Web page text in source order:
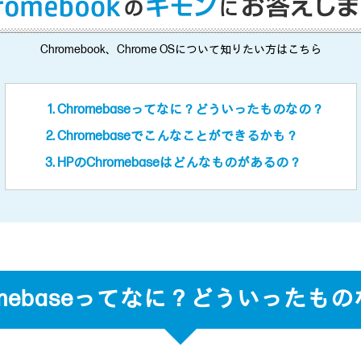
Chromebook、Chrome OSについて知りたい方はこちら
Chromebaseってなに？どういったものなの？
Chromebaseでこんなことができるかも？
HPのChromebaseはどんなものがあるの？
ってなに？ どういったも